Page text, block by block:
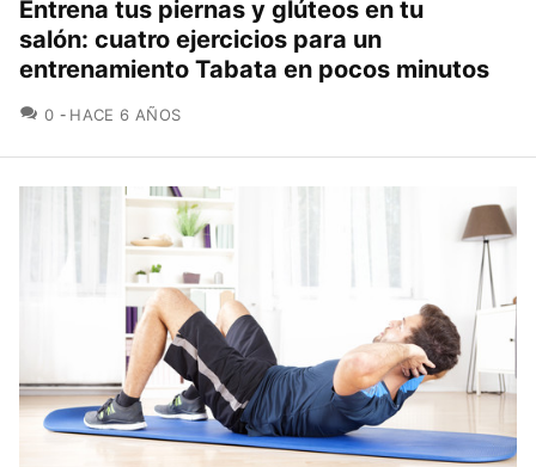
Entrena tus piernas y glúteos en tu
salón: cuatro ejercicios para un
entrenamiento Tabata en pocos minutos
0 COMENTARIOS
HACE 6 AÑOS